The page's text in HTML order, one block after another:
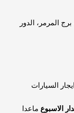
المرمر، الدور
السيارات
الاسبوع ماعدا